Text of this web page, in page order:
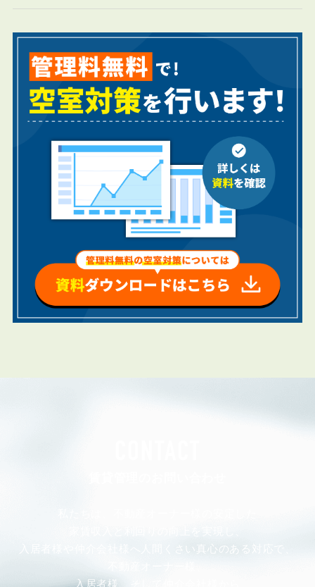
入居者様や仲介会社様へ人間くさい真心のある対応で、
入居者様、そして仲介会社様から